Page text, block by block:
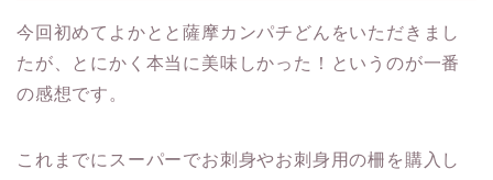
今回初めてよかとと薩摩カンパチどんをいただきまし
たが、とにかく本当に美味しかった！というのが一番
の感想です。
これまでにスーパーでお刺身やお刺身用の柵を購入し